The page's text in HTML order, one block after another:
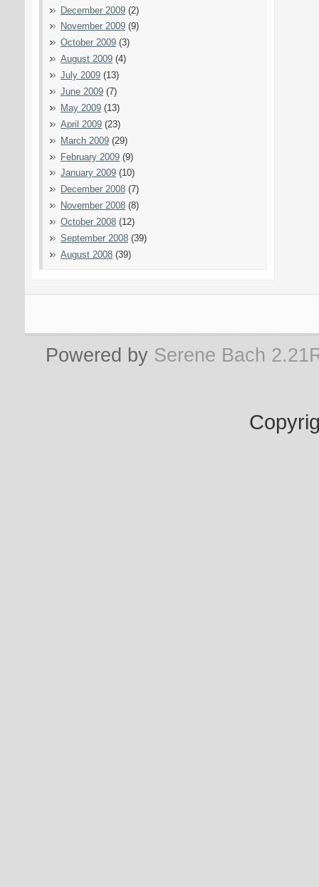
December 2009 (2)
November 2009 (9)
October 2009 (3)
August 2009 (4)
July 2009 (13)
June 2009 (7)
May 2009 (13)
April 2009 (23)
March 2009 (29)
February 2009 (9)
January 2009 (10)
December 2008 (7)
November 2008 (8)
October 2008 (12)
September 2008 (39)
August 2008 (39)
Powered by Serene Bach